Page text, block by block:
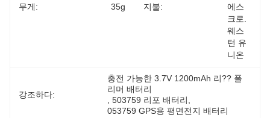
무게: 35g 지불:
에스
크로.
웨스
턴 유
니온
강조하다:
충전 가능한 3.7V 1200mAh 리?? 폴
리머 배터리
, 503759 리포 배터리
053759 GPS용 평면전지 배터리